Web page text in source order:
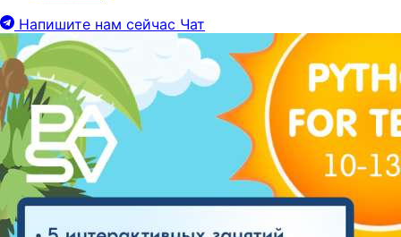
Напишите нам сейчас Чат